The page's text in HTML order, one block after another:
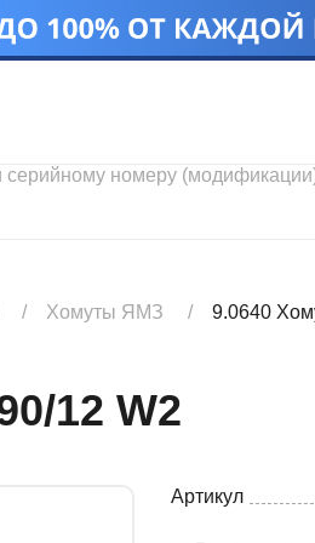
Скидки
Хомуты ЯМЗ 9.0640
12 W2
Артикул